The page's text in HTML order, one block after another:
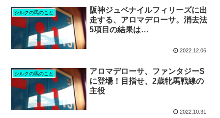
シルクの馬のこと
阪神ジュベナイルフィリーズに出
走する、アロマデローサ。消去法
5項目の結果は…
2022.12.06
シルクの馬のこと
アロマデローサ、ファンタジーS
に登場！目指せ、2歳牝馬戦線の
主役
2022.10.31